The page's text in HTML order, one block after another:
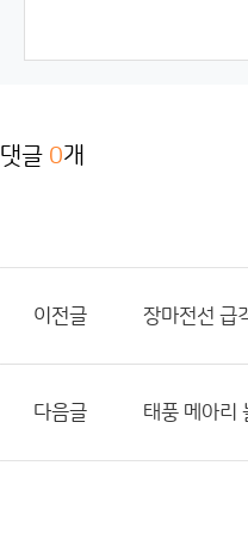
댓글 0개
이전글 장마전선 급
다음글 태풍 메아리